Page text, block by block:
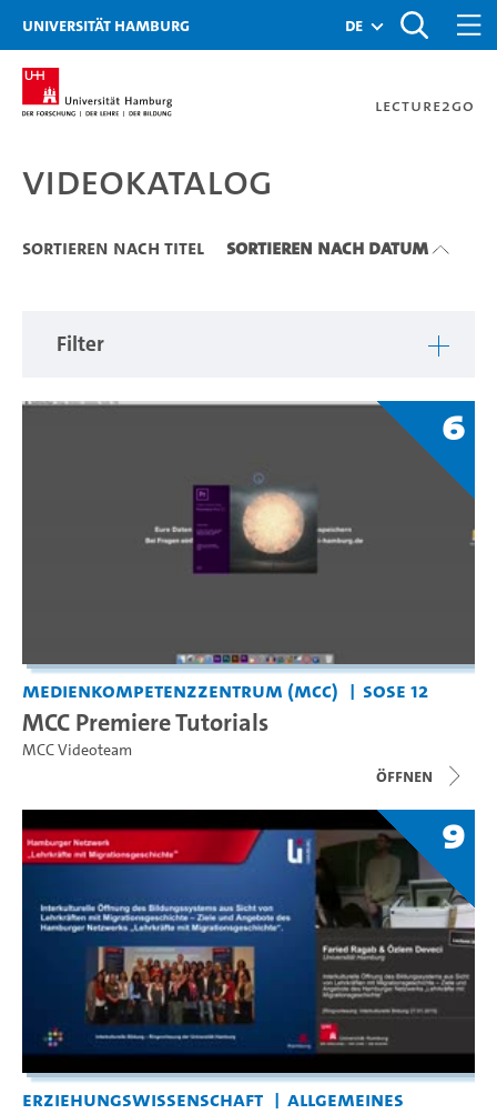
Zu den Filtern
Zur Metanavigation
Zur Hauptnavigation
Zur Suche
Zum Inhalt
Zum Seitenfuss
Universität Hamburg de
Lecture2Go
Videokatalog
Videokatalog
Sortieren nach Titel Sortieren nach Datum
Filter
6
Medienkompetenzzentrum (MCC) SoSe 12
MCC Premiere Tutorials
MCC Videoteam
Öffnen
9
Erziehungswissenschaft
Allgemeines